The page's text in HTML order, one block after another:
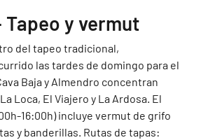
y vermut
del tapeo tradicional,
las tardes de domingo para el
Baja y Almendro concentran
Loca, El Viajero y La Ardosa. El
16:00h) incluye vermut de grifo
y banderillas. Rutas de tapas: